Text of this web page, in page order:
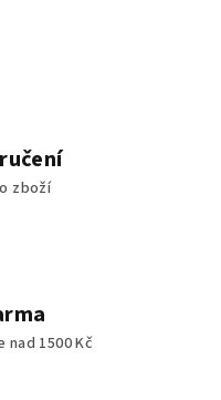
zboží
1500 Kč